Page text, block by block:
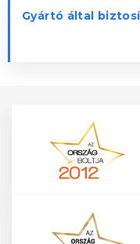
Gyártó által